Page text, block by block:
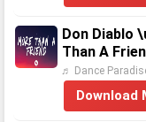
Don Diablo
Than A
♬ Dance
Download